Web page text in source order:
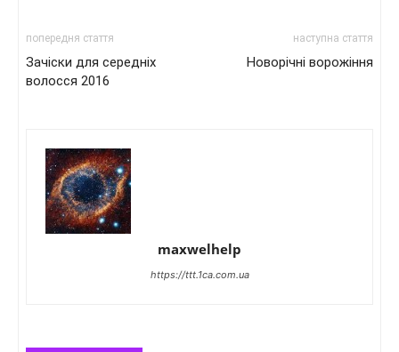
попередня стаття
Зачіски для середніх
волосся 2016
наступна стаття
Новорічні ворожіння
maxwelhelp
https://ttt.1ca.com.ua